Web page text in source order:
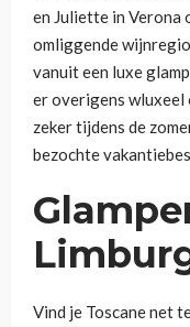
en Juliette in Verona
omliggende
vanuit een luxe
er overigens wluxeel
zeker tijdens de
bezochte
Vind je Toscane net